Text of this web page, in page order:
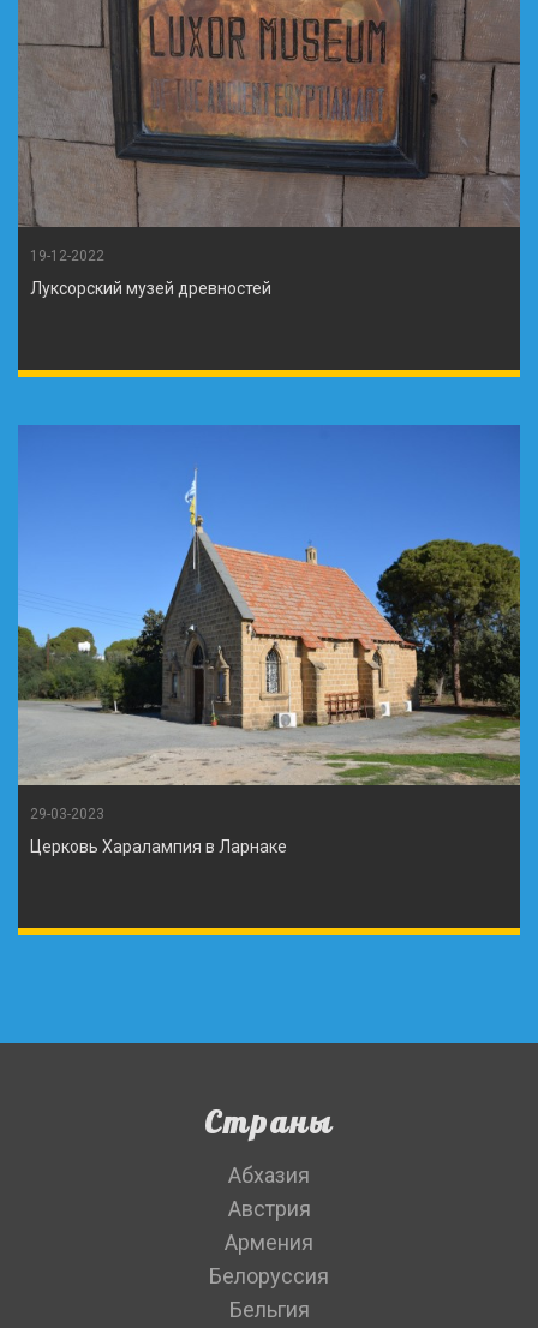
19-12-2022
Луксорский музей древностей
29-03-2023
Церковь Харалампия в Ларнаке
Страны
Абхазия
Австрия
Армения
Белоруссия
Бельгия